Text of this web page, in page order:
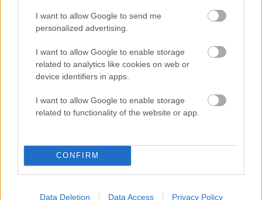
I want to allow Google to send me
personalized advertising.
I want to allow Google to enable storage
related to analytics like cookies on web or
device identifiers in apps.
I want to allow Google to enable storage
related to functionality of the website or app.
CONFIRM
Data Deletion Data Access Privacy Policy
46.471 Engroshandel med møbler
46.473 Engroshandel med belysningsutstyr
smykker
46.482 Engroshandel med gull- og sølvvarer
46.490